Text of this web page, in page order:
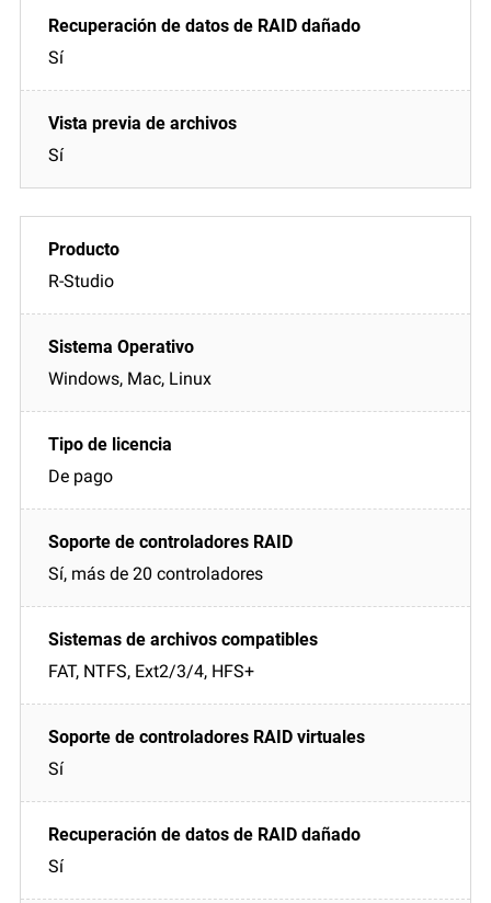
Sí
Sí
R-Studio
Windows, Mac, Linux
De pago
Sí, más de 20 controladores
FAT, NTFS, Ext2/3/4, HFS+
Sí
Sí